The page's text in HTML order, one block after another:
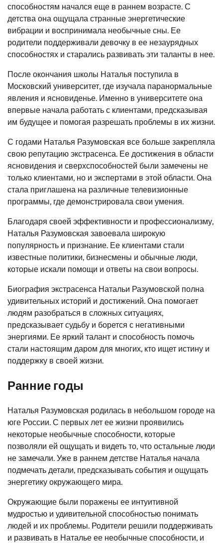
способностям начался еще в раннем возрасте. С
детства она ощущала странные энергетические
вибрации и воспринимала необычные сны. Ее
родители поддерживали девочку в ее незаурядных
способностях и старались развивать эти таланты в нее.
После окончания школы Наталья поступила в
Московский университет, где изучала паранормальные
явления и ясновиденье. Именно в университете она
впервые начала работать с клиентами, предсказывая
им будущее и помогая разрешать проблемы в их жизни.
С годами Наталья Разумовская все больше закрепляла
свою репутацию экстрасенса. Ее достижения в области
ясновидения и сверхспособностей были замечены не
только клиентами, но и экспертами в этой области. Она
стала приглашена на различные телевизионные
программы, где демонстрировала свои умения.
Благодаря своей эффективности и профессионализму,
Наталья Разумовская завоевала широкую
популярность и признание. Ее клиентами стали
известные политики, бизнесмены и обычные люди,
которые искали помощи и ответы на свои вопросы.
Биография экстрасенса Натальи Разумовской полна
удивительных историй и достижений. Она помогает
людям разобраться в сложных ситуациях,
предсказывает судьбу и борется с негативными
энергиями. Ее яркий талант и способность помочь
стали настоящим даром для многих, кто ищет истину и
поддержку в своей жизни.
Ранние годы
Наталья Разумовская родилась в небольшом городе на
юге России. С первых лет ее жизни проявились
некоторые необычные способности, которые
позволяли ей ощущать и видеть то, что остальные люди
не замечали. Уже в раннем детстве Наталья начала
подмечать детали, предсказывать события и ощущать
энергетику окружающего мира.
Окружающие были поражены ее интуитивной
мудростью и удивительной способностью понимать
людей и их проблемы. Родители решили поддерживать
и развивать в Наталье ее необычные способности, и